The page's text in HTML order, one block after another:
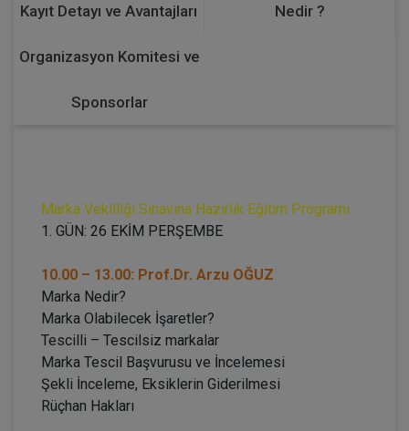
Kayıt Detayı ve Avantajları Nedir ?
Organizasyon Komitesi ve
Sponsorlar
Marka Vekilliği Sınavına Hazırlık Eğitim Programı
1. GÜN: 26 EKİM PERŞEMBE
10.00 – 13.00: Prof.Dr. Arzu OĞUZ
Marka Nedir?
Marka Olabilecek İşaretler?
Tescilli – Tescilsiz markalar
Marka Tescil Başvurusu ve İncelemesi
Şekli İnceleme, Eksiklerin Giderilmesi
Rüçhan Hakları